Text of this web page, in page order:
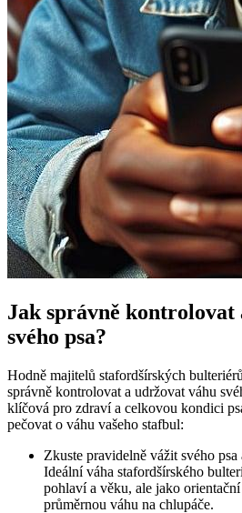
Jak správně kontrolovat
svého psa?
Hodně majitelů stafordšírských
správně kontrolovat a udržovat váhu
klíčová pro zdraví a celkovou kondici
pečovat o váhu vašeho stafbul:
Zkuste pravidelně vážit svého
Ideální váha stafordšírského
pohlaví a věku, ale jako
průměrnou váhu na chlupáče.